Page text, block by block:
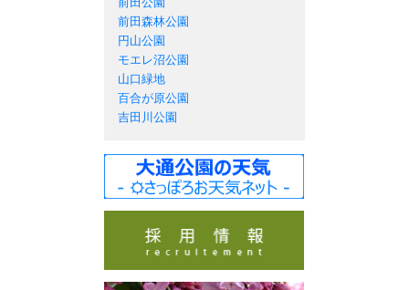
前田森林公園
円山公園
モエレ沼公園
山口緑地
百合が原公園
吉田川公園